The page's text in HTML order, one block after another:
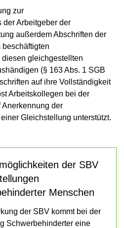
zur
der Arbeitgeber der
außerdem Abschriften der
gleichgestellten
(§ 163 Abs. 1 SGB
auf ihre Vollständigkeit
Arbeitskollegen bei der
Anerkennung der
Gleichstellung unterstützt.
der SBV
Menschen
der SBV kommt bei der
Schwerbehinderter eine